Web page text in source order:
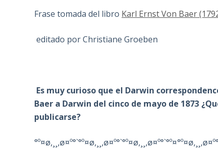
Frase tomada del libro Karl Ernst Von Baer
editado por Christiane Groeben
Es muy curioso que el Darwin
Baer a Darwin del cinco de mayo de 1873
publicarse?